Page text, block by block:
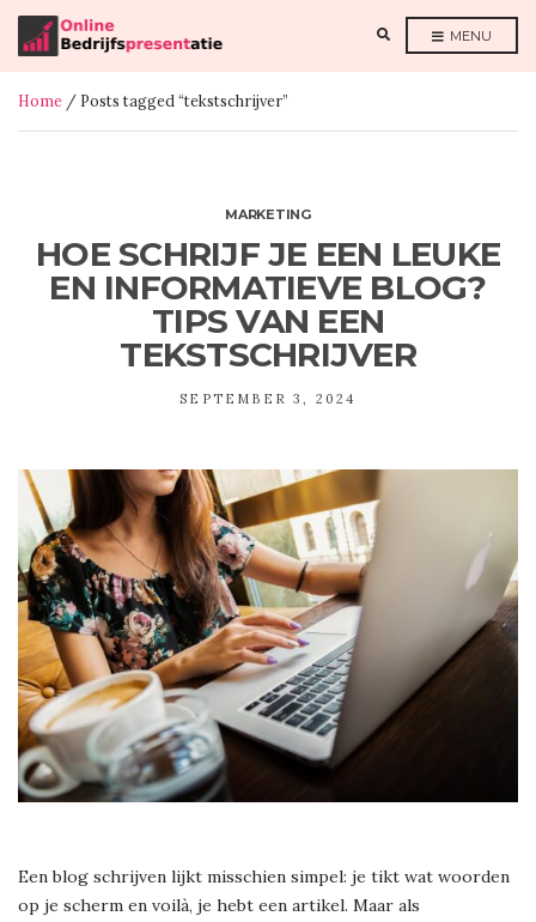
A
E
MENU
Home / Posts tagged “tekstschrijver”
MARKETING
HOE SCHRIJF JE EEN LEUKE
EN INFORMATIEVE BLOG?
TIPS VAN EEN
TEKSTSCHRIJVER
SEPTEMBER 3, 2024
Een blog schrijven lijkt misschien simpel: je tikt wat woorden
op je scherm en voilà, je hebt een artikel. Maar als